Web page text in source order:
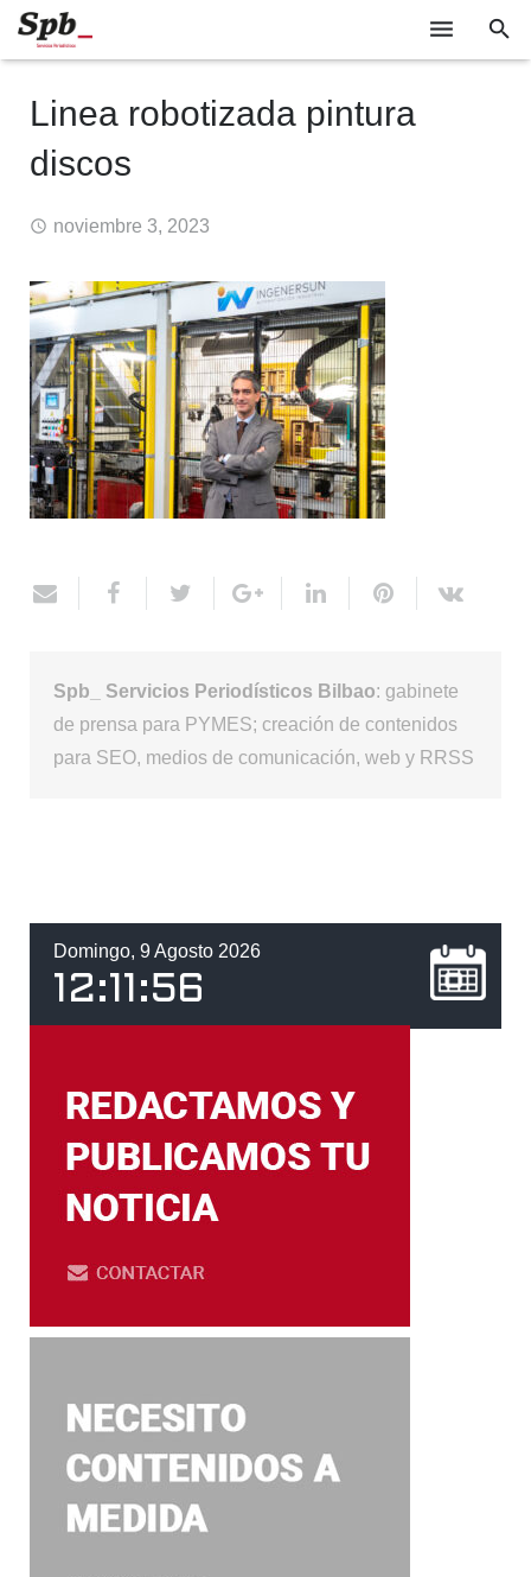
EVENTOS
GABINETE DE PRENSA
Linea robotizada pintura
discos
noviembre 3, 2023
Spb_ Servicios Periodísticos Bilbao: gabinete
de prensa para PYMES; creación de contenidos
para SEO, medios de comunicación, web y RRSS
Domingo, 9 Agosto 2026
12:11 :56